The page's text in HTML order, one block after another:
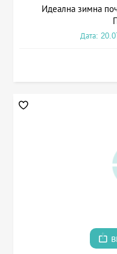
Идеална зимна
Дата: